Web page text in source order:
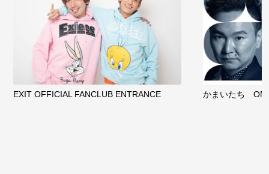
EXIT OFFICIAL FANCLUB ENTRANCE かまいたち